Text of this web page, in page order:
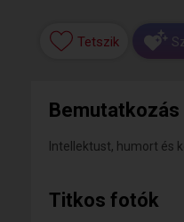
Tetszik
Bemutatkozás
Intellektust, humort és
Titkos fotók